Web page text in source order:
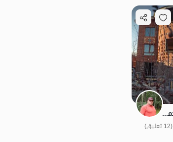
الإقامة التقليدية في فيروزكوه - أرجمند - 101
(12 تعليق)